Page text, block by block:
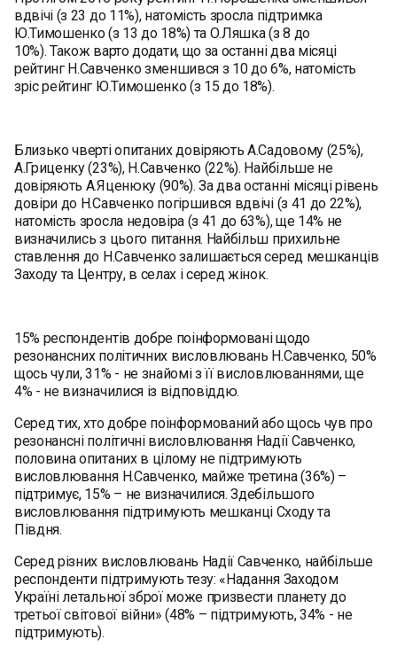
вдвічі (з 23 до 11%), натомість зросла підтримка
Ю.Тимошенко (з 13 до 18%) та О.Ляшка (з 8 до
10%). Також варто додати, що за останні два місяці
рейтинг Н.Савченко зменшився з 10 до 6%, натомість
зріс рейтинг Ю.Тимошенко (з 15 до 18%).
Близько чверті опитаних довіряють А.Садовому (25%),
А.Гриценку (23%), Н.Савченко (22%). Найбільше не
довіряють А.Яценюку (90%). За два останні місяці рівень
довіри до Н.Савченко погіршився вдвічі (з 41 до 22%),
натомість зросла недовіра (з 41 до 63%), ще 14% не
визначились з цього питання. Найбільш прихильне
ставлення до Н.Савченко залишається серед мешканців
Заходу та Центру, в селах і серед жінок.
15% респондентів добре поінформовані щодо
резонансних політичних висловлювань Н.Савченко, 50%
щось чули, 31% - не знайомі з її висловлюваннями, ще
4% - не визначилися із відповіддю.
Серед тих, хто добре поінформований або щось чув про
резонансні політичні висловлювання Надії Савченко,
половина опитаних в цілому не підтримують
висловлювання Н.Савченко, майже третина (36%) –
підтримує, 15% – не визначилися. Здебільшого
висловлювання підтримують мешканці Сходу та
Півдня.
Серед різних висловлювань Надії Савченко, найбільше
респонденти підтримують тезу: «Надання Заходом
Україні летальної зброї може призвести планету до
третьої світової війни» (48% – підтримують, 34% - не
підтримують).